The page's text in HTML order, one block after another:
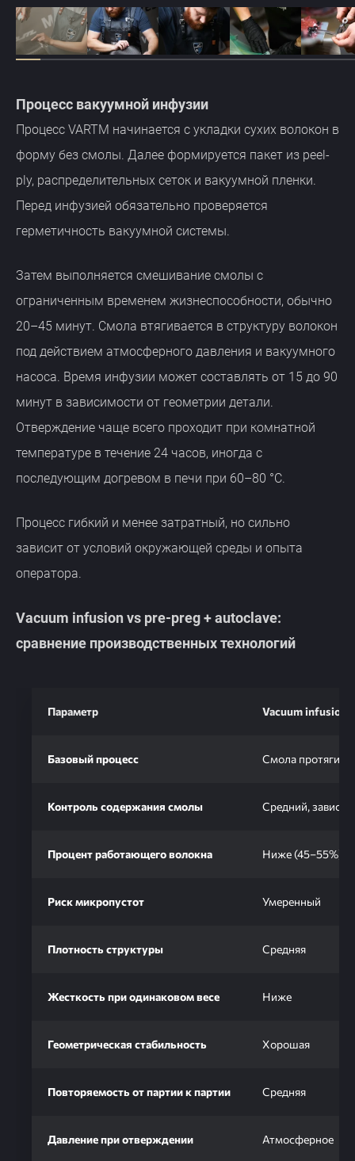
Процесс вакуумной инфузии
Процесс VARTM начинается с укладки сухих волокон в
форму без смолы. Далее формируется пакет из peel-
ply, распределительных сеток и вакуумной пленки.
Перед инфузией обязательно проверяется
герметичность вакуумной системы.
Затем выполняется смешивание смолы с
ограниченным временем жизнеспособности, обычно
20–45 минут. Смола втягивается в структуру волокон
под действием атмосферного давления и вакуумного
насоса. Время инфузии может составлять от 15 до 90
минут в зависимости от геометрии детали.
Отверждение чаще всего проходит при комнатной
температуре в течение 24 часов, иногда с
последующим догревом в печи при 60–80 °C.
Процесс гибкий и менее затратный, но сильно
зависит от условий окружающей среды и опыта
оператора.
Vacuum infusion vs pre-preg + autoclave:
сравнение производственных технологий
Параметр Vacuum infusion
Базовый процесс Смола
Контроль содержания смолы Средний, зависит
Процент работающего волокна Ниже (45–55%)
Риск микропустот Умеренный
Плотность структуры Средняя
Жесткость при одинаковом весе Ниже
Геометрическая стабильность Хорошая
Повторяемость от партии к партии Средняя
Давление при отверждении Атмосферное